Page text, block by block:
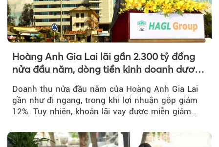
Hoàng Anh Gia Lai lãi gần 2.300 tỷ đồng
nửa đầu năm, dòng tiền kinh doanh dương
Doanh thu nửa đầu năm của Hoàng Anh Gia Lai
gần như đi ngang, trong khi lợi nhuận gộp giảm
12%. Tuy nhiên, khoản lãi vay được miễn giảm